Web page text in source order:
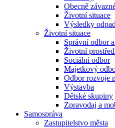
Obecně
Životní situace
Výsledky
Životní situace
Správní odbor
Životní
Sociální odbor
Majetkový
Odbor rozvoje
Výstavba
Dětské skupiny
Zpravodaj a
Samospráva
Zastupitelstvo města